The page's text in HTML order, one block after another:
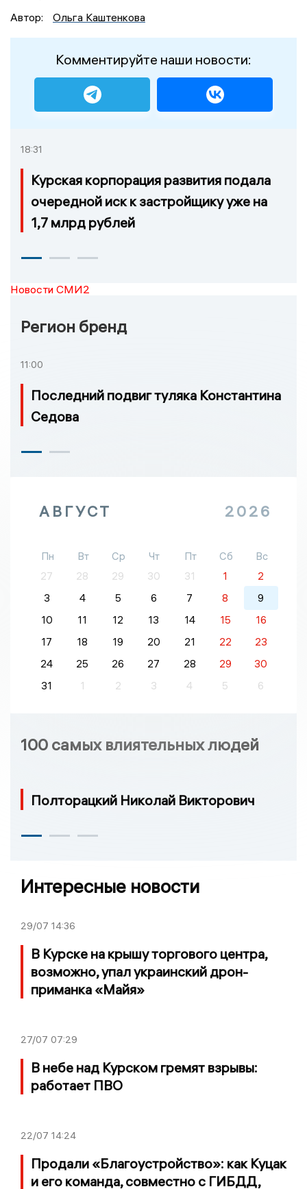
Автор:
Ольга Каштенкова
Комментируйте наши новости:
18:31
Курская корпорация развития подала
очередной иск к застройщику уже на
1,7 млрд рублей
Новости СМИ2
Регион бренд
11:00
Последний подвиг туляка Константина
Седова
АВГУСТ 2026
Пн Вт Ср Чт Пт Сб
Вс
27
28 29 30 31 1
2
3
4 5 6 7 8
9
10
11 12 13 14 15
16
17
18 19 20 21 22
23
24
25 26 27 28 29
30
31
1 2 3 4 5 6
100 самых влиятельных людей
Полторацкий Николай Викторович
Интересные новости
29/07 14:36
В Курске на крышу торгового центра,
возможно, упал украинский дрон-
приманка «Майя»
27/07 07:29
В небе над Курском гремят взрывы:
работает ПВО
22/07 14:24
Продали «Благоустройство»: как Куцак
и его команда, совместно с ГИБДД,